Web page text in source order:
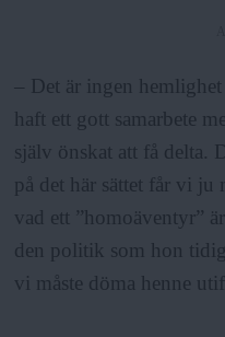
– Det är ingen
haft ett gott samarbete
själv önskat att få delta.
på det här sättet får vi
vad ett ”homoäventyr”
den politik som hon
vi måste döma henne